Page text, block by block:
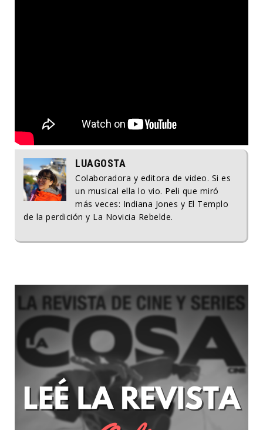
LUAGOSTA
Colaboradora y editora de video. Si es
un musical ella lo vio. Peli que miró
más veces: Indiana Jones y El Templo
de la perdición y La Novicia Rebelde.